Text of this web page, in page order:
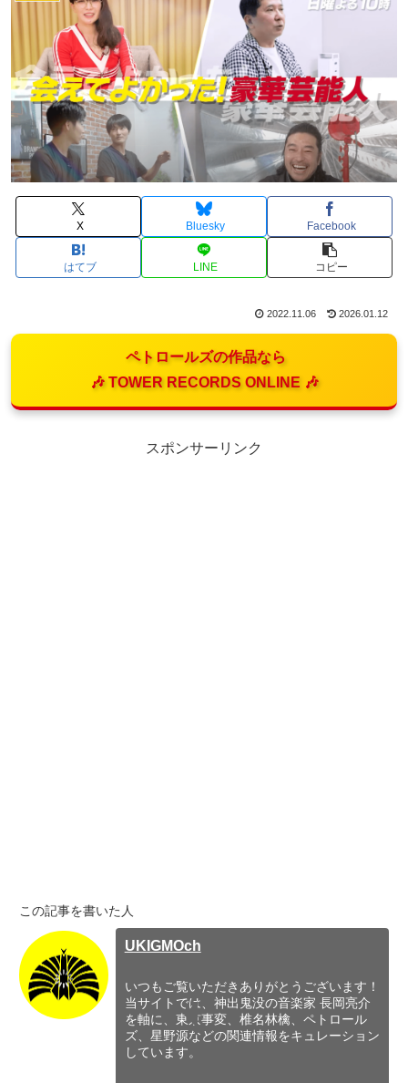
X Bluesky Facebook
はてブ LINE コピー
2022.11.06 2026.01.12
ペトロールズの作品なら
🎶 TOWER RECORDS ONLINE 🎶
スポンサーリンク
この記事を書いた人
UKIGMOch
いつもご覧いただきありがとうございます！
当サイトでは、神出鬼没の音楽家 長岡亮介
を軸に、東京事変、椎名林檎、ペトロール
ズ、星野源などの関連情報をキュレーション
しています。